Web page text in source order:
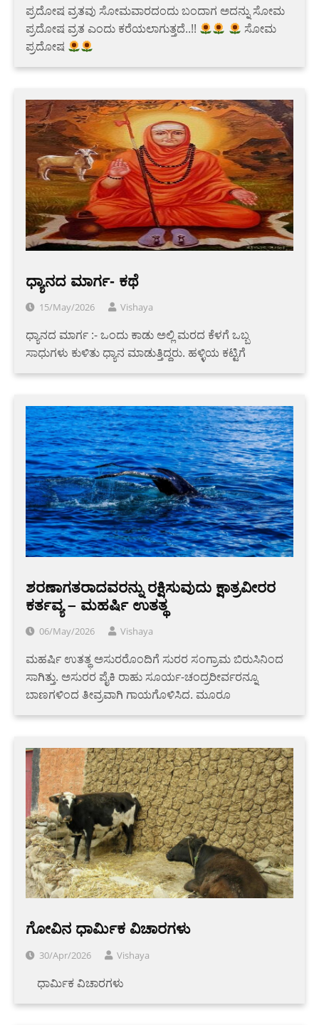
ಪ್ರದೋಷ ವ್ರತವು ಸೋಮವಾರದಂದು ಬಂದಾಗ ಅದನ್ನು ಸೋಮ
ಪ್ರದೋಷ ವ್ರತ ಎಂದು ಕರೆಯಲಾಗುತ್ತದೆ..!!
ಸೋಮ
ಪ್ರದೋಷ
ಧ್ಯಾನದ ಮಾರ್ಗ- ಕಥೆ
15/May/2026 Vishaya
ಧ್ಯಾನದ ಮಾರ್ಗ :- ಒಂದು ಕಾಡು ಅಲ್ಲಿ ಮರದ ಕೆಳಗೆ ಒಬ್ಬ
ಸಾಧುಗಳು ಕುಳಿತು ಧ್ಯಾನ ಮಾಡುತ್ತಿದ್ದರು. ಹಳ್ಳಿಯ ಕಟ್ಟಿಗೆ
ಶರಣಾಗತರಾದವರನ್ನು ರಕ್ಷಿಸುವುದು ಕ್ಷಾತ್ರವೀರರ
ಕರ್ತವ್ಯ – ಮಹರ್ಷಿ ಉತತ್ಥ
06/May/2026 Vishaya
ಮಹರ್ಷಿ ಉತತ್ಥ ಅಸುರರೊಂದಿಗೆ ಸುರರ ಸಂಗ್ರಾಮ ಬಿರುಸಿನಿಂದ
ಸಾಗಿತ್ತು. ಅಸುರರ ಪೈಕಿ ರಾಹು ಸೂರ್ಯ-ಚಂದ್ರರೀರ್ವರನ್ನೂ
ಬಾಣಗಳಿಂದ ತೀವ್ರವಾಗಿ ಗಾಯಗೊಳಿಸಿದ. ಮೂರೂ
ಗೋವಿನ ಧಾರ್ಮಿಕ ವಿಚಾರಗಳು
30/Apr/2026 Vishaya
‌ ‌‌‌ ‌ ‌ ‌ಧಾರ್ಮಿಕ ವಿಚಾರಗಳು